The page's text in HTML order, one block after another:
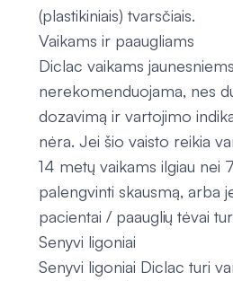
(plastikiniais) tvarsčiais.
Vaikams ir paaugliams
Diclac vaikams
nerekomenduojama, nes
dozavimą ir vartojimo
nėra. Jei šio vaisto reikia
14 metų vaikams ilgiau nei
palengvinti skausmą, arba
pacientai / paauglių tėvai
Senyvi ligoniai
Senyvi ligoniai Diclac turi